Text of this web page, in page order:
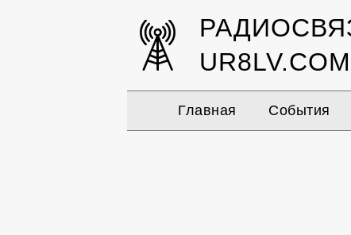
UR8LV.COM
Главная События